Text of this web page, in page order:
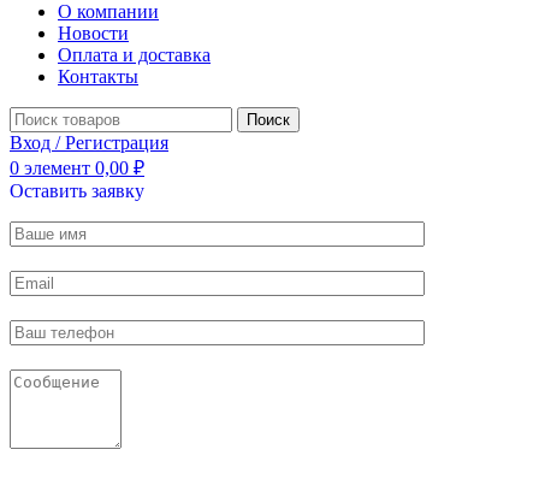
О компании
Новости
Оплата и доставка
Контакты
Поиск
Вход / Регистрация
0 элемент 0,00 ₽
Оставить заявку